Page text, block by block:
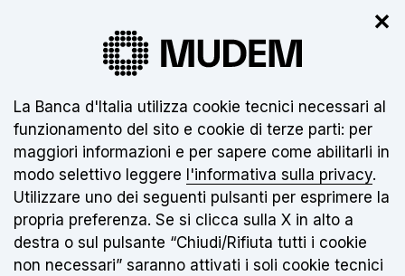
Il nuovo museo non è ancora aperto.
per info
IT
Torna alla home page
Apri
sei qui:
Home
Notizie
MUDEM e Banca d'Italia per l'accessibilità
✕
Informativa sui cookie:
La Banca d'Italia utilizza cookie tecnici necessari al
funzionamento del sito e cookie di terze parti: per
maggiori informazioni e per sapere come abilitarli in
modo selettivo leggere l'informativa sulla privacy.
Utilizzare uno dei seguenti pulsanti per esprimere la
propria preferenza. Se si clicca sulla X in alto a
destra o sul pulsante “Chiudi/Rifiuta tutti i cookie
non necessari” saranno attivati i soli cookie tecnici